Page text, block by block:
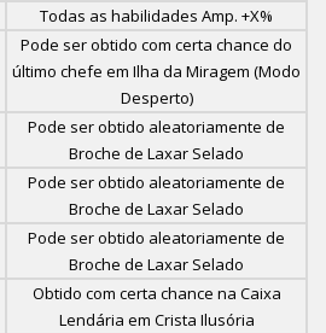
Todas as habilidades Amp. +X%
Pode ser obtido com certa chance do
último chefe em Ilha da Miragem (Modo
Desperto)
Pode ser obtido aleatoriamente de
Broche de Laxar Selado
Pode ser obtido aleatoriamente de
Broche de Laxar Selado
Pode ser obtido aleatoriamente de
Broche de Laxar Selado
Obtido com certa chance na Caixa
Lendária em Crista Ilusória